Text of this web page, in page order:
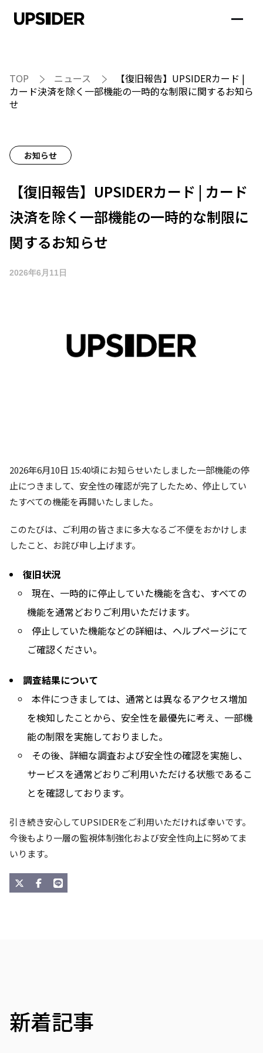
TOP ニュース
【復旧報告】UPSIDERカード |
カード決済を除く一部機能の一時的な制限に関するお知ら
せ
お知らせ
【復旧報告】UPSIDERカード | カード
決済を除く一部機能の一時的な制限に
関するお知らせ
2026年6月11日
2026年6月10日 15:40頃にお知らせいたしました一部機能の停
止につきまして、安全性の確認が完了したため、停止してい
たすべての機能を再開いたしました。
このたびは、ご利用の皆さまに多大なるご不便をおかけしま
したこと、お詫び申し上げます。
復旧状況
現在、一時的に停止していた機能を含む、すべての
機能を通常どおりご利用いただけます。
停止していた機能などの詳細は、ヘルプページにて
ご確認ください。
調査結果について
本件につきましては、通常とは異なるアクセス増加
を検知したことから、安全性を最優先に考え、一部機
能の制限を実施しておりました。
その後、詳細な調査および安全性の確認を実施し、
サービスを通常どおりご利用いただける状態であるこ
とを確認しております。
引き続き安心してUPSIDERをご利用いただければ幸いです。
今後もより一層の監視体制強化および安全性向上に努めてま
いります。
新着記事